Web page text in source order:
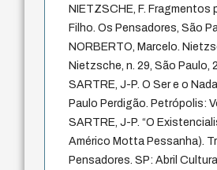
NIETZSCHE, F.
Filho. Os Pensadores, São
NORBERTO, Marcelo.
Nietzsche, n. 29, São Paulo,
SARTRE, J-P. O Ser e o
Paulo Perdigão. Petrópolis:
SARTRE, J-P. “O
Américo Motta Pessanha).
Pensadores. SP: Abril